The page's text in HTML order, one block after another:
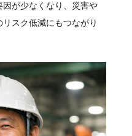
因が少なくなり、災害や
スク低減にもつながり